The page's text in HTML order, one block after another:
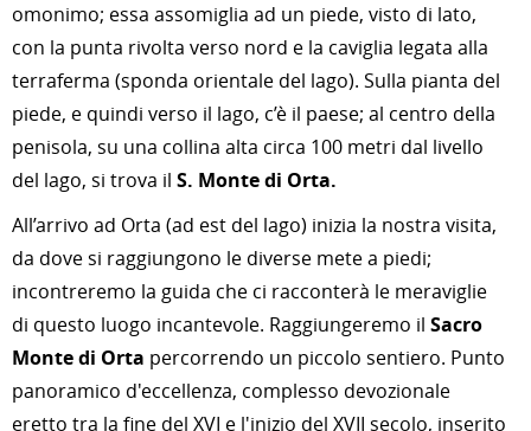
omonimo; essa assomiglia ad un piede, visto di lato,
con la punta rivolta verso nord e la caviglia legata alla
terraferma (sponda orientale del lago). Sulla pianta del
piede, e quindi verso il lago, c’è il paese; al centro della
penisola, su una collina alta circa 100 metri dal livello
del lago, si trova il S. Monte di Orta.
All’arrivo ad Orta (ad est del lago) inizia la nostra visita,
da dove si raggiungono le diverse mete a piedi;
incontreremo la guida che ci racconterà le meraviglie
di questo luogo incantevole. Raggiungeremo il Sacro
Monte di Orta percorrendo un piccolo sentiero. Punto
panoramico d'eccellenza, complesso devozionale
eretto tra la fine del XVI e l'inizio del XVII secolo, inserito